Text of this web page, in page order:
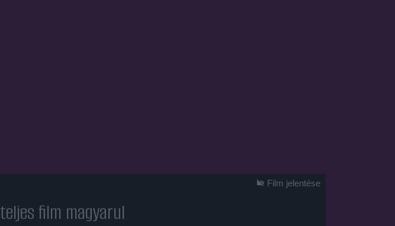
Film jelentése
teljes film magyarul